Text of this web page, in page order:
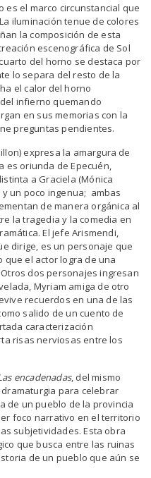
es el marco circunstancial que
iluminación tenue de colores
la composición de esta
escenográfica de Sol
del horno se destaca por
lo separa del resto de la
el calor del horno
infierno quemando
en sus memorias con la
preguntas pendientes.
expresa la amargura de
es oriunda de Epecuén,
a Graciela (Mónica
un poco ingenua; ambas
de manera orgánica al
la tragedia y la comedia en
El jefe Arismendi,
dirige, es un personaje que
el actor logra de una
dos personajes ingresan
Myriam amiga de otro
recuerdos en una de las
salido de un cuento de
caracterización
risas nerviosas entre los
encadenadas, del mismo
para celebrar
de un pueblo de la provincia
foco narrativo en el territorio
subjetividades. Esta obra
que busca entre las ruinas
de un pueblo que aún se